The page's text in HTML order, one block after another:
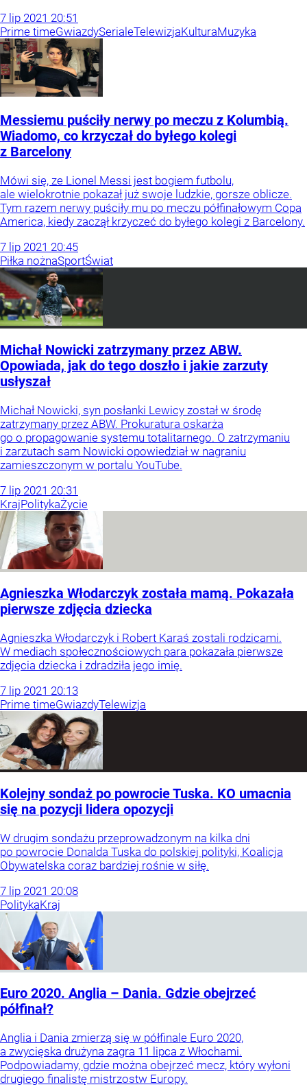
7 lip 2021 20:51
Prime timeGwiazdySerialeTelewizjaKulturaMuzyka
Messiemu puściły nerwy po meczu z Kolumbią.
Wiadomo, co krzyczał do byłego kolegi
z Barcelony
Mówi się, ze Lionel Messi jest bogiem futbolu,
ale wielokrotnie pokazał już swoje ludzkie, gorsze oblicze.
Tym razem nerwy puściły mu po meczu półfinałowym Copa
America, kiedy zaczął krzyczeć do byłego kolegi z Barcelony.
7 lip 2021 20:45
Piłka nożnaSportŚwiat
Michał Nowicki zatrzymany przez ABW.
Opowiada, jak do tego doszło i jakie zarzuty
usłyszał
Michał Nowicki, syn posłanki Lewicy został w środę
zatrzymany przez ABW. Prokuratura oskarża
go o propagowanie systemu totalitarnego. O zatrzymaniu
i zarzutach sam Nowicki opowiedział w nagraniu
zamieszczonym w portalu YouTube.
7 lip 2021 20:31
KrajPolitykaŻycie
Agnieszka Włodarczyk została mamą. Pokazała
pierwsze zdjęcia dziecka
Agnieszka Włodarczyk i Robert Karaś zostali rodzicami.
W mediach społecznościowych para pokazała pierwsze
zdjęcia dziecka i zdradziła jego imię.
7 lip 2021 20:13
Prime timeGwiazdyTelewizja
Kolejny sondaż po powrocie Tuska. KO umacnia
się na pozycji lidera opozycji
W drugim sondażu przeprowadzonym na kilka dni
po powrocie Donalda Tuska do polskiej polityki, Koalicja
Obywatelska coraz bardziej rośnie w siłę.
7 lip 2021 20:08
PolitykaKraj
Euro 2020. Anglia – Dania. Gdzie obejrzeć
półfinał?
Anglia i Dania zmierzą się w półfinale Euro 2020,
a zwycięska drużyna zagra 11 lipca z Włochami.
Podpowiadamy, gdzie można obejrzeć mecz, który wyłoni
drugiego finalistę mistrzostw Europy.